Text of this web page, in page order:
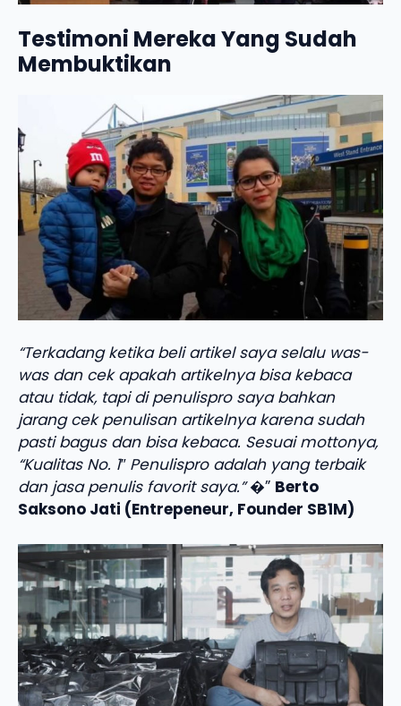
Testimoni Mereka Yang Sudah
Membuktikan
“Terkadang ketika beli artikel saya selalu was-
was dan cek apakah artikelnya bisa kebaca
atau tidak, tapi di penulispro saya bahkan
jarang cek penulisan artikelnya karena sudah
pasti bagus dan bisa kebaca. Sesuai mottonya,
“Kualitas No. 1″ Penulispro adalah yang terbaik
dan jasa penulis favorit saya.”�” Berto
Saksono Jati (Entrepeneur, Founder SB1M)